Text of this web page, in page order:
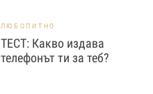
ЛЮБОПИТНО
ТЕСТ: Какво издава
телефонът ти за теб?